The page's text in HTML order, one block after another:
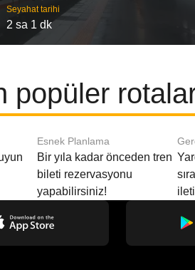
Seyahat tarihi
2 sa 1 dk
popüler
Esnek Planlama
Bir yıla kadar önceden tren
bileti rezervasyonu
yapabilirsiniz!